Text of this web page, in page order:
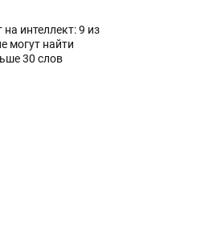
на интеллект: 9 из
могут найти
30 слов